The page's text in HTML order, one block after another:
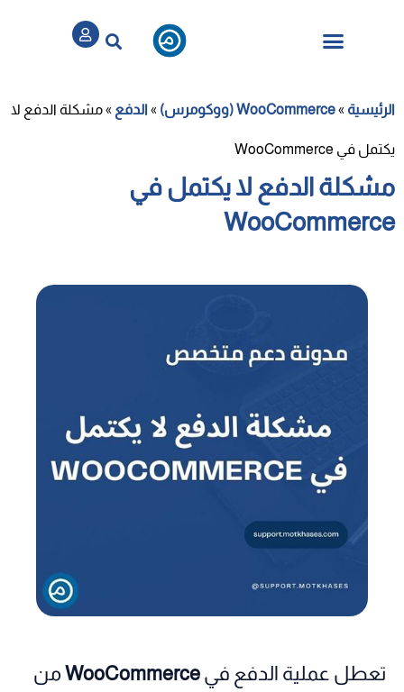
الرئيسية »WooCommerce (ووكومرس) » الدفع »مشكلة الدفع لا
يكتمل في WooCommerce
مشكلة الدفع لا يكتمل في
WooCommerce
تعطل عملية الدفع في WooCommerce من